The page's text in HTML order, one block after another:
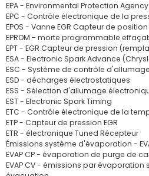
EPA - Environmental Protection Agency
EPC - Contrôle électronique de la
EPOS - Vanne EGR Capteur de
EPROM - morte programmable
EPT - EGR Capteur de pression
ESA - Electronic Spark Advance
ESC - Système de contrôle
ESD - décharges électrostatiques
ESS - Sélection d'allumage
EST - Electronic Spark Timing
ETC - Contrôle électronique de la
ETP - Capteur de pression EGR
ETR - électronique Tuned Récepteur
Émissions système d'évaporation -
EVAP CP - évaporation de purge de
EVAP CV - émissions par